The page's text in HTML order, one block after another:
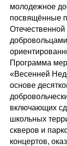
молодежное
посвящённые
Программа
«Весенней
основе
включающих
школьных
скверов и
концертов,